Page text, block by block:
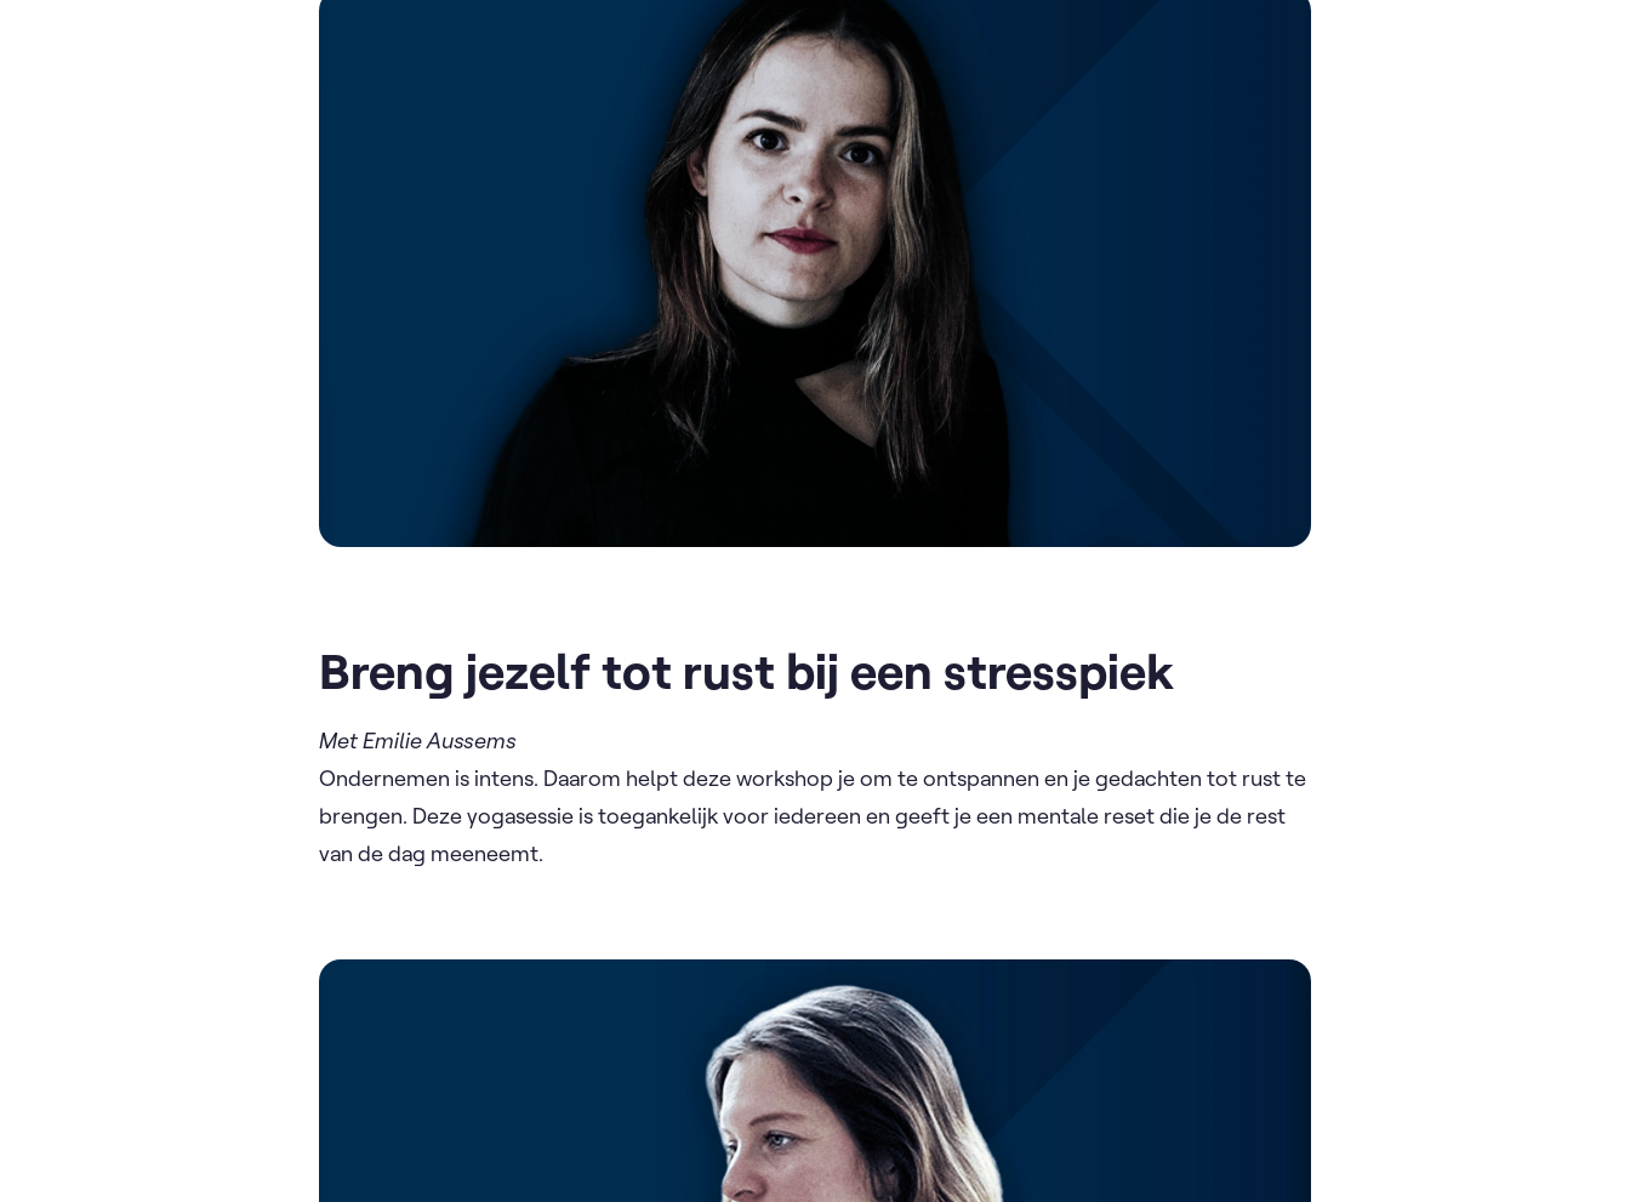
Breng jezelf tot rust bij een stresspiek
Met Emilie Aussems
Ondernemen is intens. Daarom helpt deze workshop je om te ontspannen en je gedachten tot rust te
brengen. Deze yogasessie is toegankelijk voor iedereen en geeft je een mentale reset die je de rest
van de dag meeneemt.